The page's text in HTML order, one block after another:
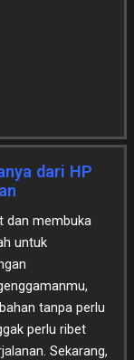
dari HP
dan membuka
untuk
tanpa perlu
perlu ribet
Sekarang,